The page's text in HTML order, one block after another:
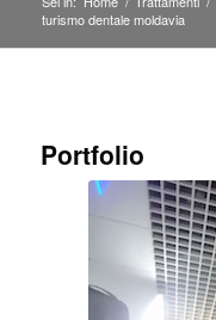
turismo dentale moldavia
Portfolio